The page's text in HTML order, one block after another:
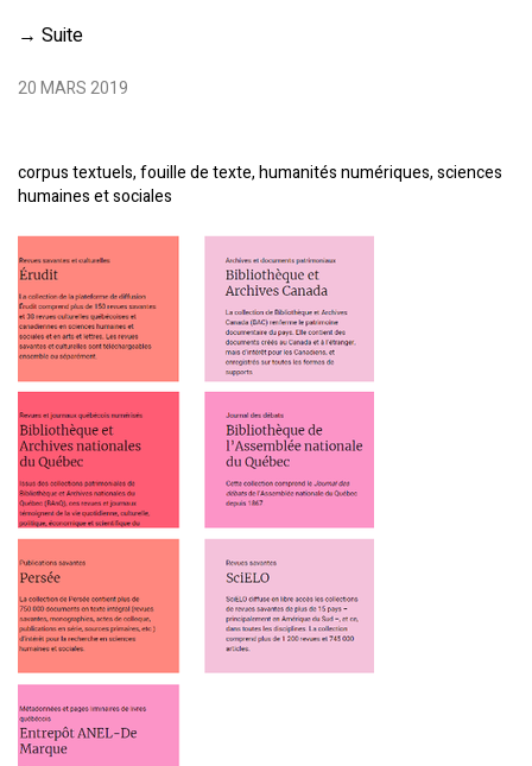
→ Suite
20 MARS 2019
corpus textuels, fouille de texte, humanités numériques, sciences
humaines et sociales